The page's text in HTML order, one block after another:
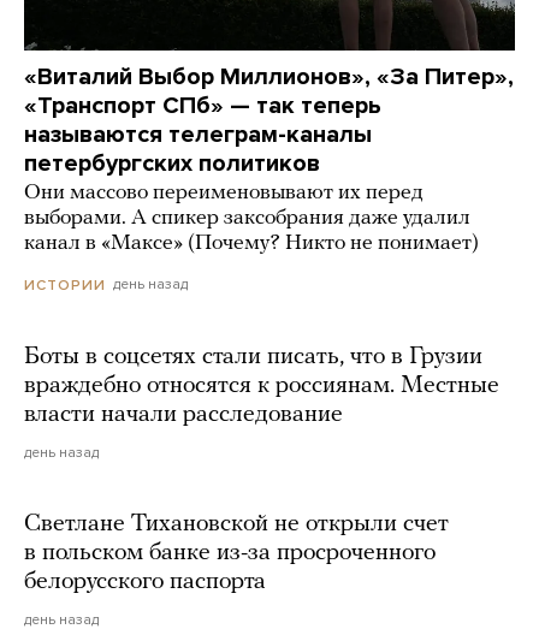
«Виталий Выбор Миллионов», «За Питер»,
«Транспорт СПб» — так теперь
называются телеграм-каналы
петербургских политиков
Они массово переименовывают их перед
выборами. А спикер заксобрания даже удалил
канал в «Максе» (Почему? Никто не понимает)
ИСТОРИИ день назад
Боты в соцсетях стали писать, что в Грузии
враждебно относятся к россиянам. Местные
власти начали расследование
день назад
Светлане Тихановской не открыли счет
в польском банке из-за просроченного
белорусского паспорта
день назад